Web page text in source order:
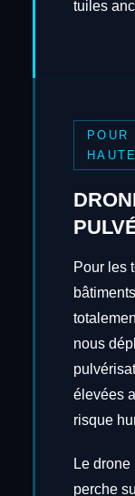
tuiles
POUR
Pour les
nous
élevées
risque
Le
perche